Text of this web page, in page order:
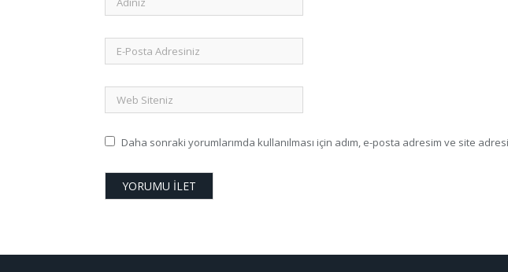
Daha sonraki yorumlarımda kullanılması için adım, e-posta adresim ve site